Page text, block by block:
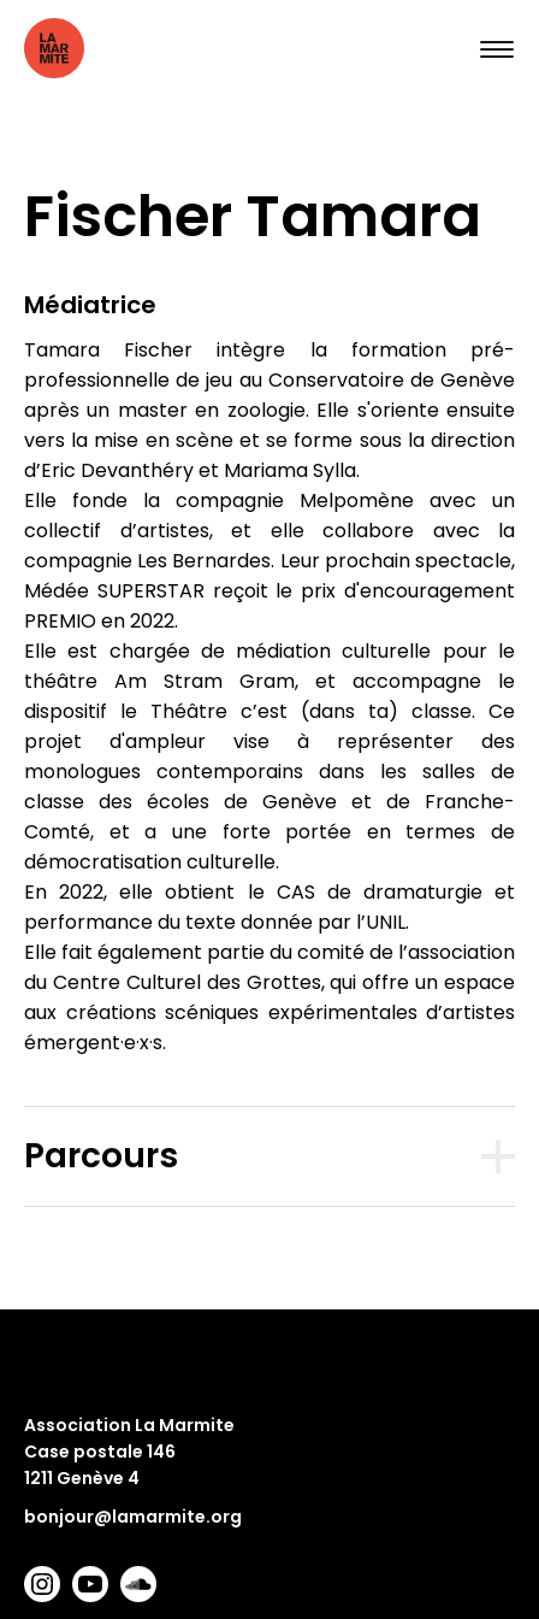
Fischer Tamara
Médiatrice
Tamara Fischer intègre la formation pré-
professionnelle de jeu au Conservatoire de Genève
après un master en zoologie. Elle s'oriente ensuite
vers la mise en scène et se forme sous la direction
d’Eric Devanthéry et Mariama Sylla.
Elle fonde la compagnie Melpomène avec un
collectif d’artistes, et elle collabore avec la
compagnie Les Bernardes. Leur prochain spectacle,
Médée SUPERSTAR reçoit le prix d'encouragement
PREMIO en 2022.
Elle est chargée de médiation culturelle pour le
théâtre Am Stram Gram, et accompagne le
dispositif le Théâtre c’est (dans ta) classe. Ce
projet d'ampleur vise à représenter des
monologues contemporains dans les salles de
classe des écoles de Genève et de Franche-
Comté, et a une forte portée en termes de
démocratisation culturelle.
En 2022, elle obtient le CAS de dramaturgie et
performance du texte donnée par l’UNIL.
Elle fait également partie du comité de l’association
du Centre Culturel des Grottes, qui offre un espace
aux créations scéniques expérimentales d’artistes
émergent·e·x·s.
Parcours
Association La Marmite
Case postale 146
1211 Genève 4
bonjour@lamarmite.org